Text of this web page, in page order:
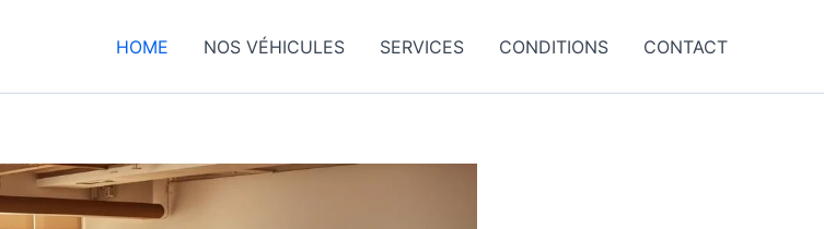
HOME NOS VÉHICULES SERVICES CONDITIONS CONTACT